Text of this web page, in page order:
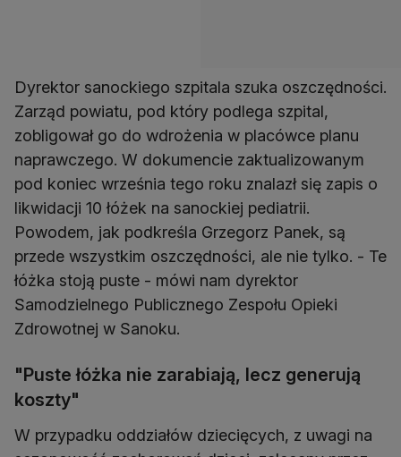
Dyrektor sanockiego szpitala szuka oszczędności.
Zarząd powiatu, pod który podlega szpital,
zobligował go do wdrożenia w placówce planu
naprawczego. W dokumencie zaktualizowanym
pod koniec września tego roku znalazł się zapis o
likwidacji 10 łóżek na sanockiej pediatrii.
Powodem, jak podkreśla Grzegorz Panek, są
przede wszystkim oszczędności, ale nie tylko. - Te
łóżka stoją puste - mówi nam dyrektor
Samodzielnego Publicznego Zespołu Opieki
Zdrowotnej w Sanoku.
"Puste łóżka nie zarabiają, lecz generują
koszty"
W przypadku oddziałów dziecięcych, z uwagi na